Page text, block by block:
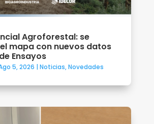
Agroforestal: se
mapa con nuevos datos
Ensayos
5, 2026 | Noticias,Novedades